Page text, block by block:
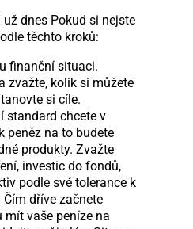
dnes Pokud si nejste
těchto kroků:
finanční situaci.
zvažte, kolik si můžete
si cíle.
standard chcete v
peněz na to budete
produkty. Zvažte
investic do fondů,
podle své tolerance k
dříve začnete
vaše peníze na